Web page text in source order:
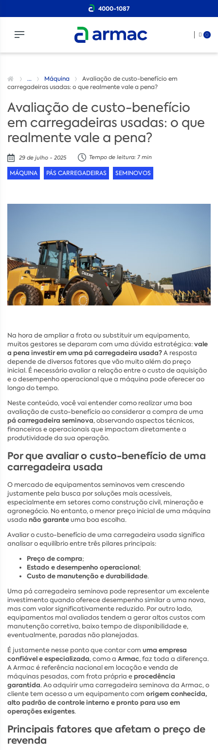
4000-1087
0
... Máquina
Avaliação de custo-benefício em
carregadeiras usadas: o que realmente vale a pena?
Avaliação de custo-benefício
em carregadeiras usadas: o que
realmente vale a pena?
29 de julho - 2025 Tempo de leitura: 7 min
MÁQUINA PÁS CARREGADEIRAS SEMINOVOS
Na hora de ampliar a frota ou substituir um equipamento,
muitos gestores se deparam com uma dúvida estratégica:vale
a pena investir em uma pá carregadeira usada?A resposta
depende de diversos fatores que vão muito além do preço
inicial. É necessário avaliar a relação entre o custo de aquisição
e o desempenho operacional que a máquina pode oferecer ao
longo do tempo.
Neste conteúdo, você vai entender como realizar uma boa
avaliação de custo-benefício ao considerar a compra de uma
pá carregadeira seminova, observando aspectos técnicos,
financeiros e operacionais que impactam diretamente a
produtividade da sua operação.
Por que avaliar o custo-benefício de uma
carregadeira usada
O mercado de equipamentos seminovos vem crescendo
justamente pela busca por soluções mais acessíveis,
especialmente em setores como construção civil, mineração e
agronegócio. No entanto, o menor preço inicial de uma máquina
usada não garanteuma boa escolha.
Avaliar o custo-benefício de uma carregadeira usada significa
analisar o equilíbrio entre três pilares principais:
Preço de compra;
Estado e desempenho operacional;
Custo de manutenção e durabilidade.
Uma pá carregadeira seminova pode representar um excelente
investimento quando oferece desempenho similar a uma nova,
mas com valor significativamente reduzido. Por outro lado,
equipamentos mal avaliados tendem a gerar altos custos com
manutenção corretiva, baixo tempo de disponibilidade e,
eventualmente, paradas não planejadas.
É justamente nesse ponto que contar com uma empresa
confiável e especializada, como a Armac, faz toda a diferença.
A Armac é referência nacional em locação e venda de
máquinas pesadas, com frota própria eprocedência
garantida. Ao adquirir uma carregadeira seminova da Armac, o
cliente tem acesso a um equipamento com origem conhecida,
alto padrão de controle interno e pronto para uso em
operações exigentes.
Principais fatores que afetam o preço de
revenda